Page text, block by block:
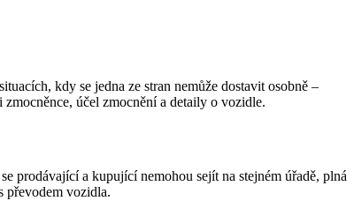
kdy se jedna ze stran nemůže dostavit osobně –
účel zmocnění a detaily o vozidle.
prodávající a kupující nemohou sejít na stejném úřadě, plná
převodem vozidla.